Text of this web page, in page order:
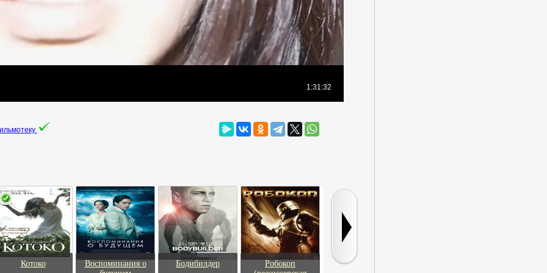
Котоко
Воспоминания о
Бодибилдер
Робокоп
Связь